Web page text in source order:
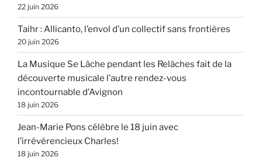
22 juin 2026
Taihr : Allicanto, l’envol d’un collectif sans frontières
20 juin 2026
La Musique Se Lâche pendant les Relâches fait de la
découverte musicale l’autre rendez-vous
incontournable d’Avignon
18 juin 2026
Jean-Marie Pons célèbre le 18 juin avec
l’irrévérencieux Charles!
18 juin 2026